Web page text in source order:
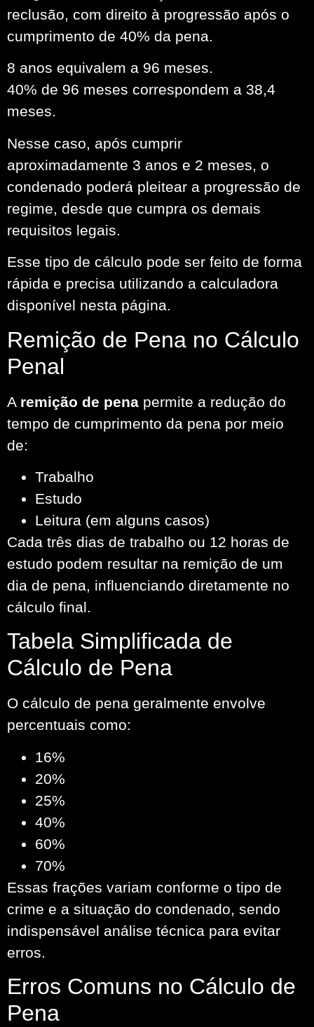
reclusão, com direito à progressão após o
cumprimento de 40% da pena.
8 anos equivalem a 96 meses.
40% de 96 meses correspondem a 38,4
meses.
Nesse caso, após cumprir
aproximadamente 3 anos e 2 meses, o
condenado poderá pleitear a progressão de
regime, desde que cumpra os demais
requisitos legais.
Esse tipo de cálculo pode ser feito de forma
rápida e precisa utilizando a calculadora
disponível nesta página.
Remição de Pena no Cálculo
Penal
A remição de pena permite a redução do
tempo de cumprimento da pena por meio
de:
Trabalho
Estudo
Leitura (em alguns casos)
Cada três dias de trabalho ou 12 horas de
estudo podem resultar na remição de um
dia de pena, influenciando diretamente no
cálculo final.
Tabela Simplificada de
Cálculo de Pena
O cálculo de pena geralmente envolve
percentuais como:
16%
20%
25%
40%
60%
70%
Essas frações variam conforme o tipo de
crime e a situação do condenado, sendo
indispensável análise técnica para evitar
erros.
Erros Comuns no Cálculo de
Pena